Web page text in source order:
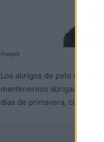
Freepik
Los abrigos de pelo son una
mantenernos abrigadas sin
días de primavera, cuando